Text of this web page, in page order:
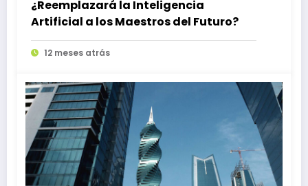
¿Reemplazará la Inteligencia
Artificial a los Maestros del Futuro?
12 meses atrás